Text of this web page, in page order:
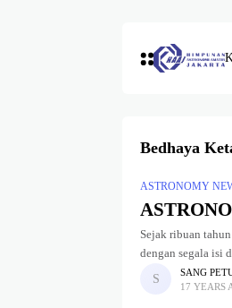
Bedhaya
ASTRONOMY
Sejak ribuan
dengan segala isi
SANG
17 YEARS